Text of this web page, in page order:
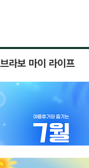
브라보 마이 라이프